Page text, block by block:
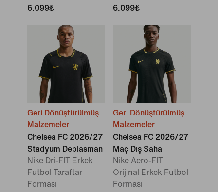
6.099₺
6.099₺
Geri Dönüştürülmüş
Malzemeler
Chelsea FC 2026/27
Stadyum Deplasman
Nike Dri-FIT Erkek
Futbol Taraftar
Forması
Geri Dönüştürülmüş
Malzemeler
Chelsea FC 2026/27
Maç Dış Saha
Nike Aero-FIT
Orijinal Erkek Futbol
Forması